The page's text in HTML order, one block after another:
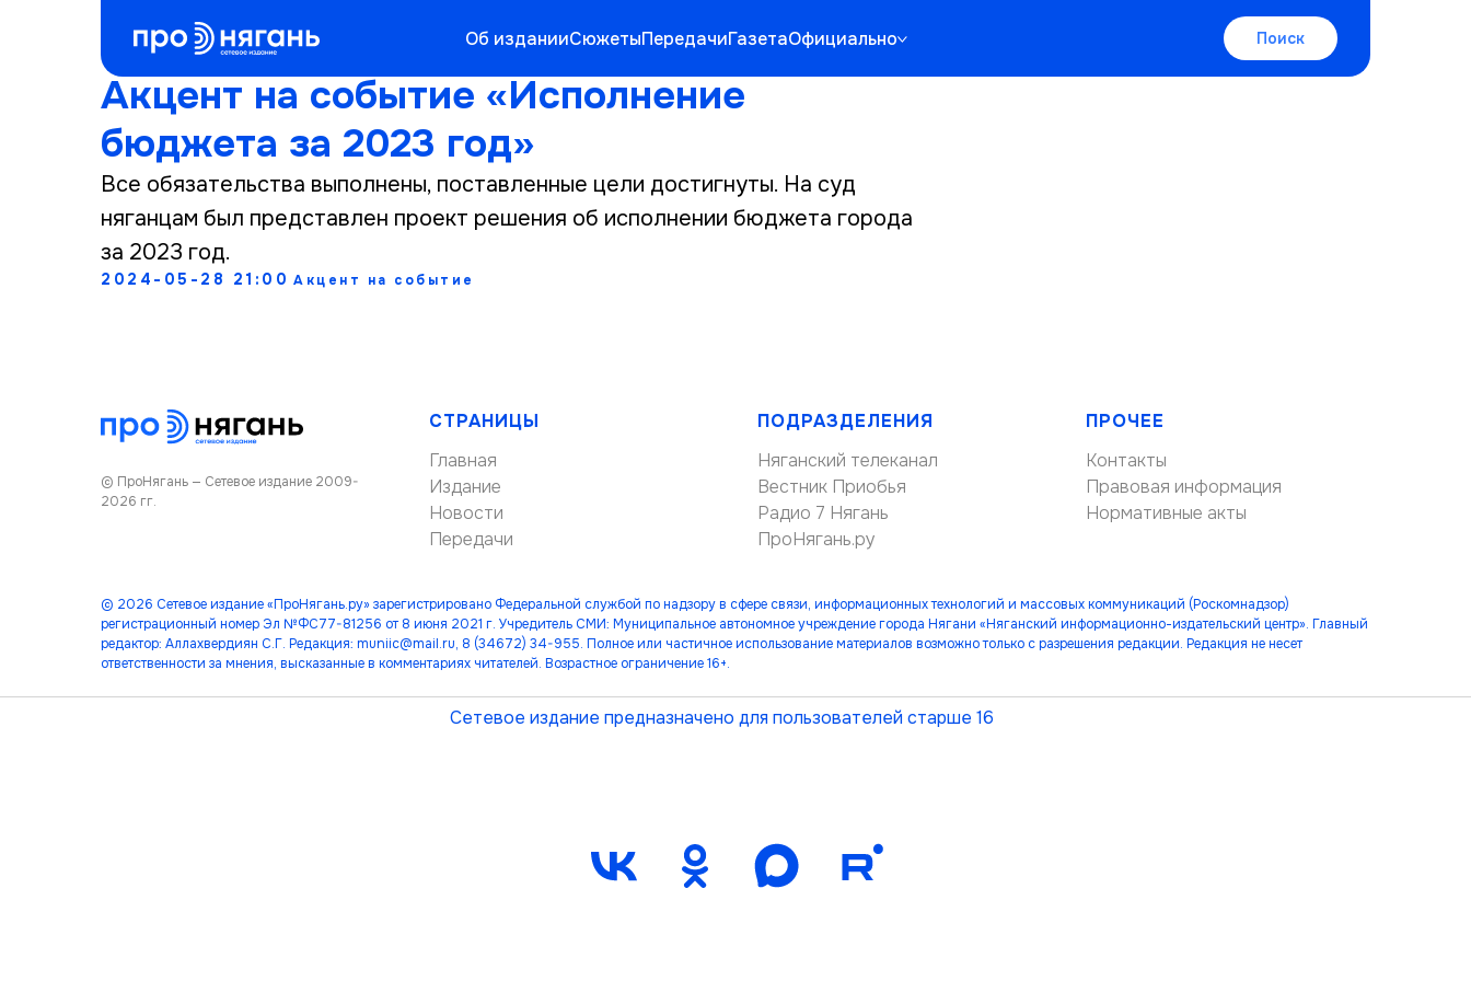
Об изданииСюжетыПередачиГазетаОфициально Поиск
Акцент на событие «Исполнение
бюджета за 2023 год»
Все обязательства выполнены, поставленные цели достигнуты. На суд
няганцам был представлен проект решения об исполнении бюджета города
за 2023 год.
2024-05-28 21:00 Акцент на событие
© ПроНягань — Сетевое издание 2009-
2026 гг.
СТРАНИЦЫ
Главная
Издание
Новости
Передачи
ПОДРАЗДЕЛЕНИЯ
Няганский телеканал
Вестник Приобья
Радио 7 Нягань
ПроНягань.ру
ПРОЧЕЕ
Контакты
Правовая информация
Нормативные акты
© 2026 Сетевое издание «ПроНягань.ру» зарегистрировано Федеральной службой по надзору в сфере связи, информационных технологий и массовых коммуникаций (Роскомнадзор)
регистрационный номер Эл №ФС77-81256 от 8 июня 2021 г. Учредитель СМИ: Муниципальное автономное учреждение города Нягани «Няганский информационно-издательский центр». Главный
редактор: Аллахвердиян С.Г. Редакция: muniic@mail.ru, 8 (34672) 34-955. Полное или частичное использование материалов возможно только с разрешения редакции. Редакция не несет
ответственности за мнения, высказанные в комментариях читателей. Возрастное ограничение 16+.
Сетевое издание предназначено для пользователей старше 16